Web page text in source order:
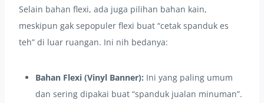
Selain bahan flexi, ada juga pilihan bahan kain,
meskipun gak sepopuler flexi buat “cetak spanduk es
teh” di luar ruangan. Ini nih bedanya:
Bahan Flexi (Vinyl Banner): Ini yang paling umum
dan sering dipakai buat “spanduk jualan minuman”.